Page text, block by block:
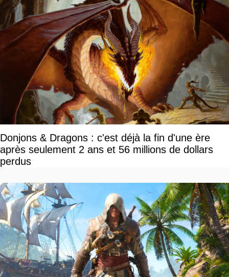
Donjons & Dragons : c'est déjà la fin d'une ère
après seulement 2 ans et 56 millions de dollars
perdus